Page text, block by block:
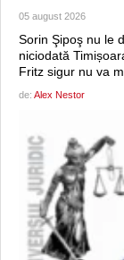
05 august 2026
Sorin Şipoş nu le
niciodată
Fritz sigur nu va
de: Alex Nestor